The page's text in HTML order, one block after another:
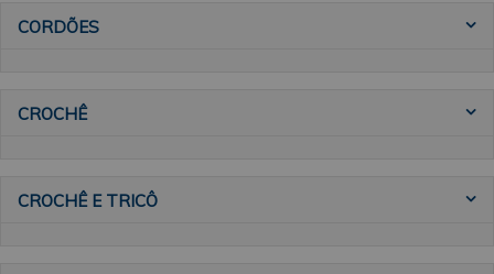
CORDÕES
CROCHÊ
CROCHÊ E TRICÔ